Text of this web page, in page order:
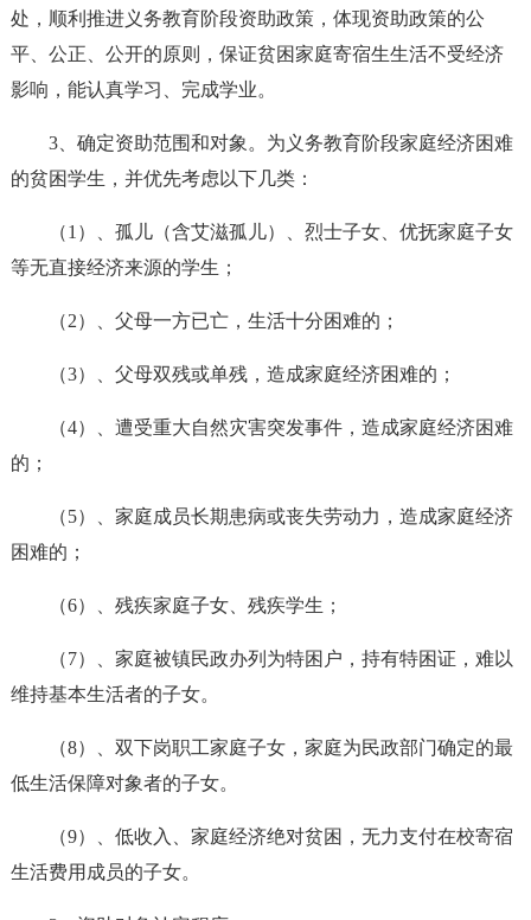
处，顺利推进义务教育阶段资助政策，体现资助政策的公
平、公正、公开的原则，保证贫困家庭寄宿生生活不受经济
影响，能认真学习、完成学业。
3、确定资助范围和对象。为义务教育阶段家庭经济困难
的贫困学生，并优先考虑以下几类：
（1）、孤儿（含艾滋孤儿）、烈士子女、优抚家庭子女
等无直接经济来源的学生；
（2）、父母一方已亡，生活十分困难的；
（3）、父母双残或单残，造成家庭经济困难的；
（4）、遭受重大自然灾害突发事件，造成家庭经济困难
的；
（5）、家庭成员长期患病或丧失劳动力，造成家庭经济
困难的；
（6）、残疾家庭子女、残疾学生；
（7）、家庭被镇民政办列为特困户，持有特困证，难以
维持基本生活者的子女。
（8）、双下岗职工家庭子女，家庭为民政部门确定的最
低生活保障对象者的子女。
（9）、低收入、家庭经济绝对贫困，无力支付在校寄宿
生活费用成员的子女。